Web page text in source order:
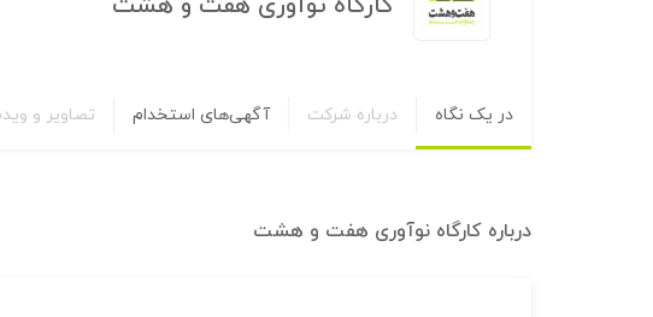
در یک نگاه درباره شرکت آگهی‌های استخدام تصاویر و
درباره کارگاه نوآوری هفت و هشت